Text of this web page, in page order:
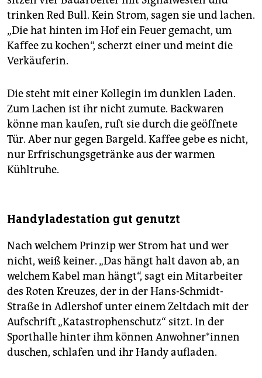
trinken Red Bull. Kein Strom, sagen sie und lachen.
„Die hat hinten im Hof ein Feuer gemacht, um
Kaffee zu kochen“, scherzt einer und meint die
Verkäuferin.
Die steht mit einer Kollegin im dunklen Laden.
Zum Lachen ist ihr nicht zumute. Backwaren
könne man kaufen, ruft sie durch die geöffnete
Tür. Aber nur gegen Bargeld. Kaffee gebe es nicht,
nur Erfrischungsgetränke aus der warmen
Kühltruhe.
Handyladestation gut genutzt
Nach welchem Prinzip wer Strom hat und wer
nicht, weiß keiner. „Das hängt halt davon ab, an
welchem Kabel man hängt“, sagt ein Mitarbeiter
des Roten Kreuzes, der in der Hans-Schmidt-
Straße in Adlershof unter einem Zeltdach mit der
Aufschrift „­Katastrophenschutz“ sitzt. In der
Sporthalle hinter ihm können An­woh­ne­r*in­nen
duschen, schlafen und ihr Handy aufladen.